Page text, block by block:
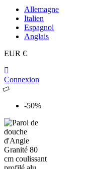
Allemagne
Italien
Espagnol
Anglais
EUR €
Connexion
-50%